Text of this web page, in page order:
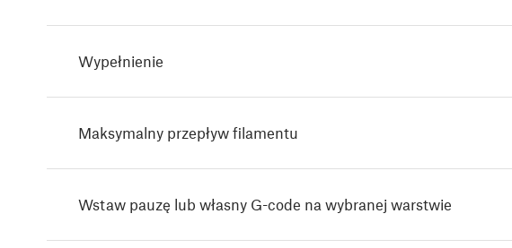
Wypełnienie
Maksymalny przepływ filamentu
Wstaw pauzę lub własny G-code na wybranej warstwie